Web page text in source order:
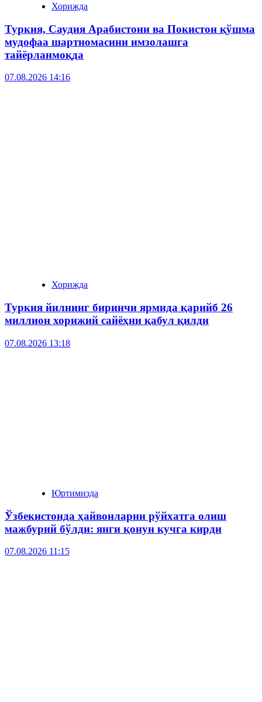
Хорижда
Туркия, Саудия Арабистони ва Покистон қўшма
мудофаа шартномасини имзолашга
тайёрланмоқда
07.08.2026 14:16
Хорижда
Туркия йилнинг биринчи ярмида қарийб 26
миллион хорижий сайёҳни қабул қилди
07.08.2026 13:18
Юртимизда
Ўзбекистонда ҳайвонларни рўйхатга олиш
мажбурий бўлди: янги қонун кучга кирди
07.08.2026 11:15